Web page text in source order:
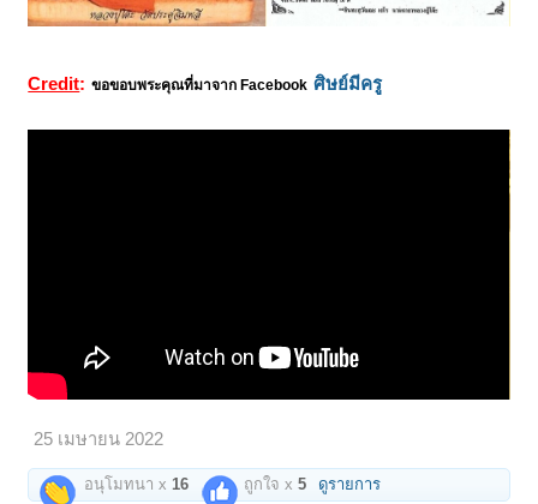
Credit: ขอขอบพระคุณที่มาจาก Facebook ศิษย์มีครู
25 เมษายน 2022
อนุโมทนา x16 ถูกใจ x5 ดูรายการ